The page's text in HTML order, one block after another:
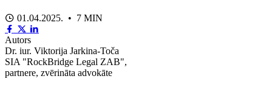
01.04.2025. • 7 MIN
Autors
Dr. iur. Viktorija Jarkina-Toča
SIA "RockBridge Legal ZAB",
partnere, zvērināta advokāte